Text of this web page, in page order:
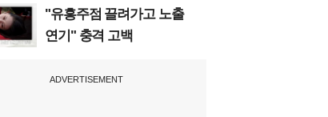
"유흥주점 끌려가고 노출
연기" 충격 고백
ADVERTISEMENT